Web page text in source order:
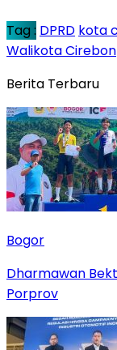
Tag : DPRD kota
Walikota Cirebon
Berita Terbaru
Bogor
Dharmawan
Porprov